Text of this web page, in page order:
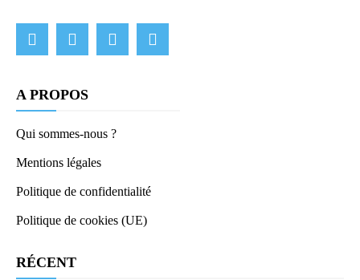
A PROPOS
Qui sommes-nous ?
Mentions légales
Politique de confidentialité
Politique de cookies (UE)
RÉCENT